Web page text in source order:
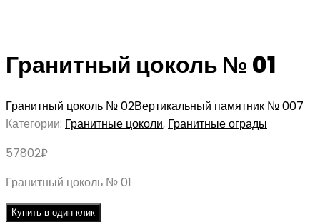
Гранитный цоколь № 01
Гранитный цоколь № 02Вертикальный памятник № 007
Категории: Гранитные цоколи, Гранитные ограды
57802₽
Гранитный цоколь № 01
Купить в один клик